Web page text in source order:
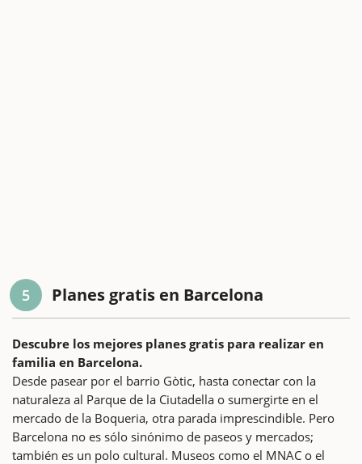
5 Planes gratis en Barcelona
Descubre los mejores planes gratis para realizar en
familia en Barcelona.
Desde pasear por el barrio Gòtic, hasta conectar con la
naturaleza al Parque de la Ciutadella o sumergirte en el
mercado de la Boqueria, otra parada imprescindible. Pero
Barcelona no es sólo sinónimo de paseos y mercados;
también es un polo cultural. Museos como el MNAC o el